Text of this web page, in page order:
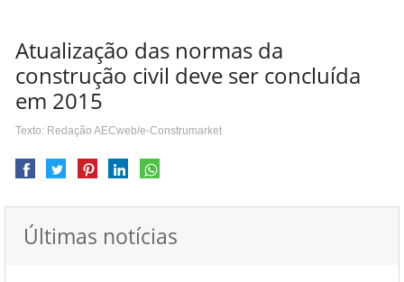
Atualização das normas da
construção civil deve ser concluída
em 2015
Texto: Redação AECweb/e-Construmarket
Últimas notícias